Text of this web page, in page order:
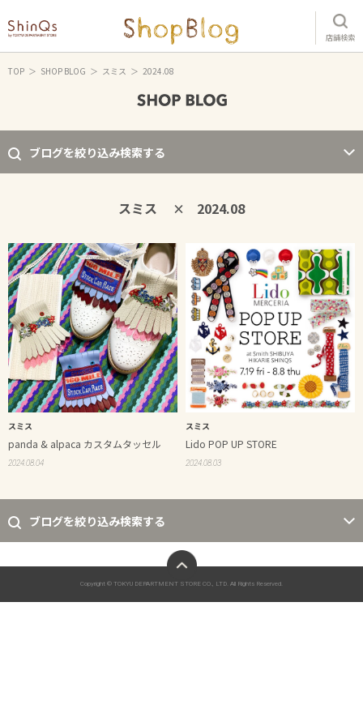
店舗検索
TOP SHOP BLOG スミス 2024.08
ブログを絞り込み検索する
スミス × 2024.08
スミス
panda & alpaca カスタムタッセル
2024.08.04
スミス
Lido POP UP STORE
2024.08.03
ブログを絞り込み検索する
Copyright © TOKYU DEPARTMENT STORE CO., LTD. All Rights Reserved.